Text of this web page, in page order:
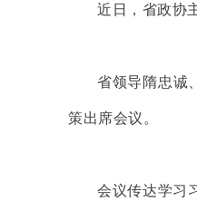
近日，省政协
省领导隋忠诚
策出席会议。
会议传达学习